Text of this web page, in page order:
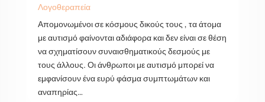
Λογοθεραπεία
Απομονωμένοι σε κόσμους δικούς τους , τα άτομα
με αυτισμό φαίνονται αδιάφορα και δεν είναι σε θέση
να σχηματίσουν συναισθηματικούς δεσμούς με
τους άλλους. Οι άνθρωποι με αυτισμό μπορεί να
εμφανίσουν ένα ευρύ φάσμα συμπτωμάτων και
αναπηρίας…